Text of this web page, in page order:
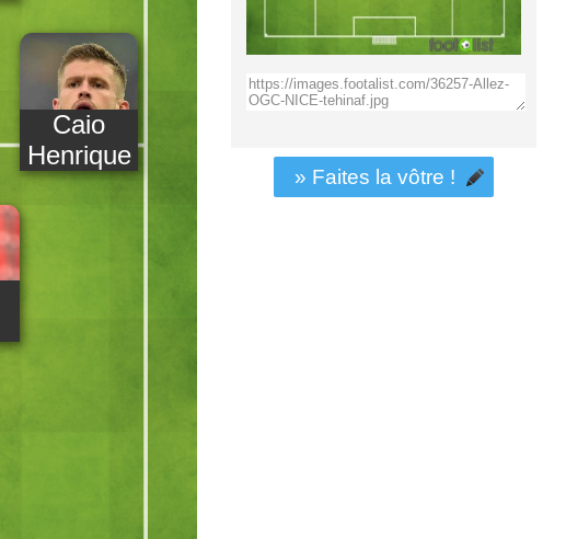
Caio
Henrique
» Faites la vôtre !